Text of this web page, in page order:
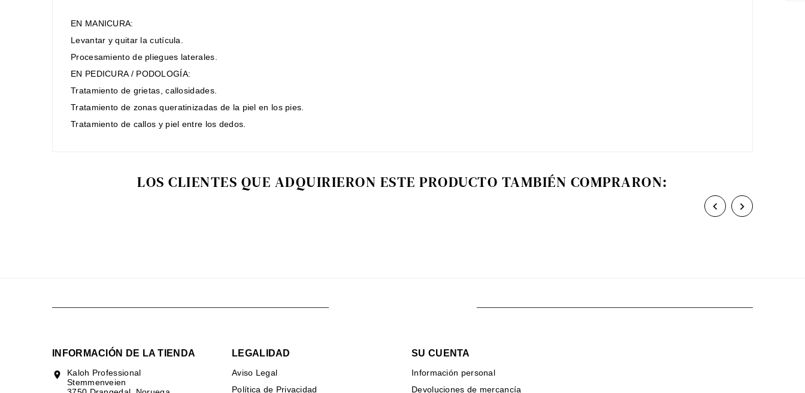
EN MANICURA:
Levantar y quitar la cutícula.
Procesamiento de pliegues laterales.
EN PEDICURA / PODOLOGÍA:
Tratamiento de grietas, callosidades.
Tratamiento de zonas queratinizadas de la piel en los pies.
Tratamiento de callos y piel entre los dedos.
LOS CLIENTES QUE ADQUIRIERON ESTE PRODUCTO TAMBIÉN COMPRARON:
 
INFORMACIÓN DE LA TIENDA
location_on
Kaloh Professional
Stemmenveien
LEGALIDAD
Aviso Legal
Política de Privacidad
SU CUENTA
Información personal
Devoluciones de mercancía